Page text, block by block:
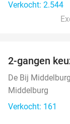
Verkocht: 2.544
2-gangen
De Bij Middelburg
Middelburg
Verkocht: 161